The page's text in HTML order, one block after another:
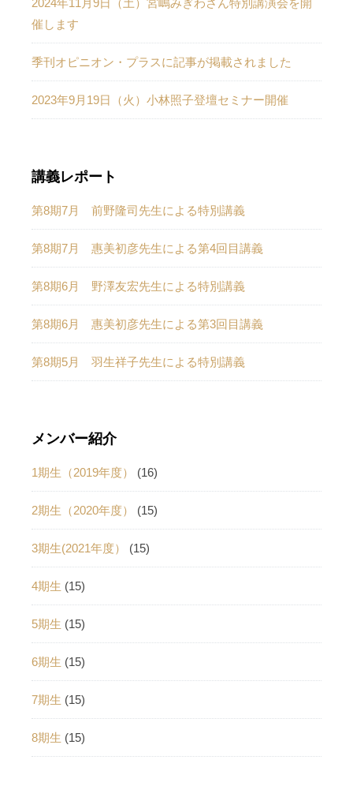
催します
季刊オピニオン・プラスに記事が掲載されました
2023年9月19日（火）小林照子登壇セミナー開催
講義レポート
第8期7月 前野隆司先生による特別講義
第8期7月 惠美初彦先生による第4回目講義
第8期6月 野澤友宏先生による特別講義
第8期6月 惠美初彦先生による第3回目講義
第8期5月 羽生祥子先生による特別講義
メンバー紹介
1期生（2019年度） (16)
2期生（2020年度） (15)
3期生(2021年度） (15)
4期生 (15)
5期生 (15)
6期生 (15)
7期生 (15)
8期生 (15)